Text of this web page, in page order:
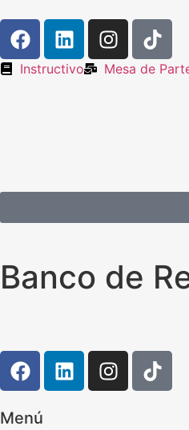
Instructivo Mesa de
Banco de
Menú